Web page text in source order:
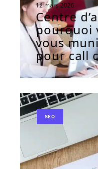
12 mars 2026
Centre
pourquoi
vous
pour call
SEO